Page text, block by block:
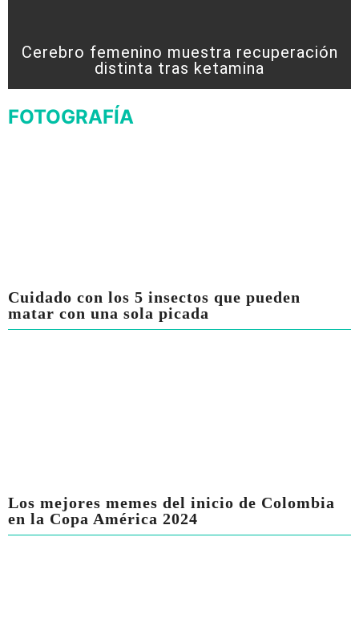
Cerebro femenino muestra recuperación
distinta tras ketamina
FOTOGRAFÍA
Cuidado con los 5 insectos que pueden
matar con una sola picada
Los mejores memes del inicio de Colombia
en la Copa América 2024